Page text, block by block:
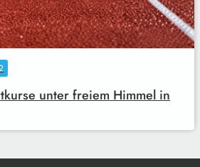
unter freiem Himmel in